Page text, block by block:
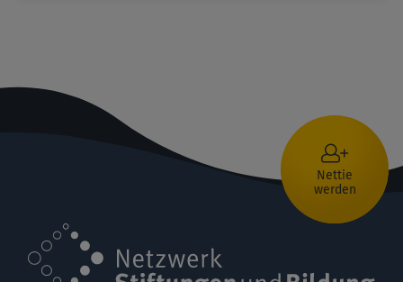
Nettie
werden